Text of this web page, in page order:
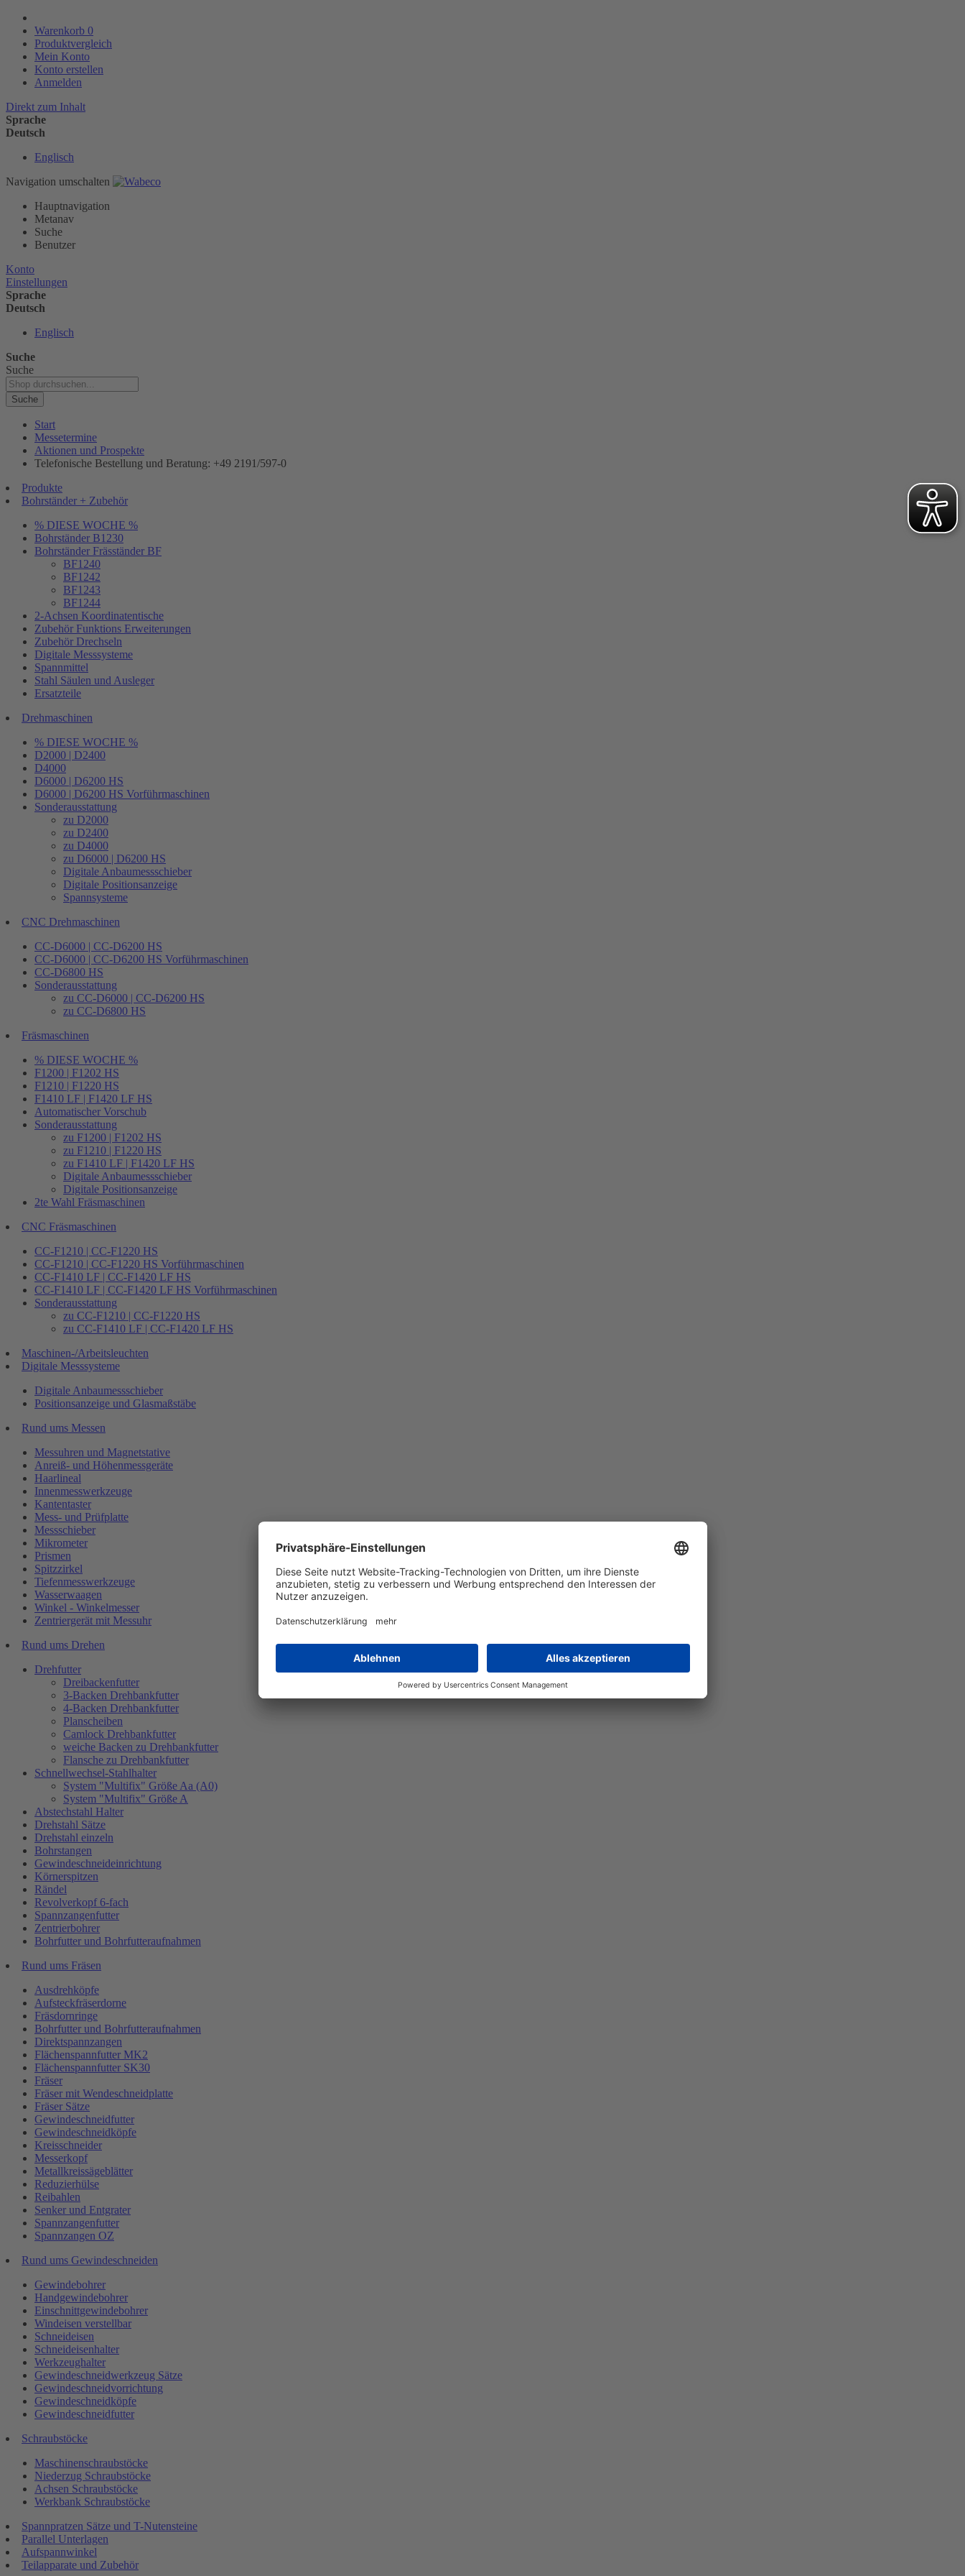
Warenkorb 0
Produktvergleich
Mein Konto
Konto erstellen
Anmelden
Direkt zum Inhalt
Sprache
Deutsch
Englisch
Navigation umschalten
Hauptnavigation
Metanav
Suche
Benutzer
Konto
Einstellungen
Sprache
Deutsch
Englisch
Suche
Suche
Suche
Start
Messetermine
Aktionen und Prospekte
Telefonische Bestellung und Beratung: +49 2191/597-0
Produkte
Bohrständer + Zubehör
% DIESE WOCHE %
Bohrständer B1230
Bohrständer Fräsständer BF
BF1240
BF1242
BF1243
BF1244
2-Achsen Koordinatentische
Zubehör Funktions Erweiterungen
Zubehör Drechseln
Digitale Messsysteme
Spannmittel
Stahl Säulen und Ausleger
Ersatzteile
Drehmaschinen
% DIESE WOCHE %
D2000 | D2400
D4000
D6000 | D6200 HS
D6000 | D6200 HS Vorführmaschinen
Sonderausstattung
zu D2000
zu D2400
zu D4000
zu D6000 | D6200 HS
Digitale Anbaumessschieber
Digitale Positionsanzeige
Spannsysteme
CNC Drehmaschinen
CC-D6000 | CC-D6200 HS
CC-D6000 | CC-D6200 HS Vorführmaschinen
CC-D6800 HS
Sonderausstattung
zu CC-D6000 | CC-D6200 HS
zu CC-D6800 HS
Fräsmaschinen
% DIESE WOCHE %
F1200 | F1202 HS
F1210 | F1220 HS
F1410 LF | F1420 LF HS
Automatischer Vorschub
Sonderausstattung
zu F1200 | F1202 HS
zu F1210 | F1220 HS
zu F1410 LF | F1420 LF HS
Digitale Anbaumessschieber
Digitale Positionsanzeige
2te Wahl Fräsmaschinen
CNC Fräsmaschinen
CC-F1210 | CC-F1220 HS
CC-F1210 | CC-F1220 HS Vorführmaschinen
CC-F1410 LF | CC-F1420 LF HS
CC-F1410 LF | CC-F1420 LF HS Vorführmaschinen
Sonderausstattung
zu CC-F1210 | CC-F1220 HS
zu CC-F1410 LF | CC-F1420 LF HS
Maschinen-/Arbeitsleuchten
Digitale Messsysteme
Digitale Anbaumessschieber
Positionsanzeige und Glasmaßstäbe
Rund ums Messen
Messuhren und Magnetstative
Anreiß- und Höhenmessgeräte
Haarlineal
Innenmesswerkzeuge
Kantentaster
Mess- und Prüfplatte
Messschieber
Mikrometer
Prismen
Spitzzirkel
Tiefenmesswerkzeuge
Wasserwaagen
Winkel - Winkelmesser
Zentriergerät mit Messuhr
Rund ums Drehen
Drehfutter
Dreibackenfutter
3-Backen Drehbankfutter
4-Backen Drehbankfutter
Planscheiben
Camlock Drehbankfutter
weiche Backen zu Drehbankfutter
Flansche zu Drehbankfutter
Schnellwechsel-Stahlhalter
System "Multifix" Größe Aa (A0)
System "Multifix" Größe A
Abstechstahl Halter
Drehstahl Sätze
Drehstahl einzeln
Bohrstangen
Gewindeschneideinrichtung
Körnerspitzen
Rändel
Revolverkopf 6-fach
Spannzangenfutter
Zentrierbohrer
Bohrfutter und Bohrfutteraufnahmen
Rund ums Fräsen
Ausdrehköpfe
Aufsteckfräserdorne
Fräsdornringe
Bohrfutter und Bohrfutteraufnahmen
Direktspannzangen
Flächenspannfutter MK2
Flächenspannfutter SK30
Fräser
Fräser mit Wendeschneidplatte
Fräser Sätze
Gewindeschneidfutter
Gewindeschneidköpfe
Kreisschneider
Messerkopf
Metallkreissägeblätter
Reduzierhülse
Reibahlen
Senker und Entgrater
Spannzangenfutter
Spannzangen OZ
Rund ums Gewindeschneiden
Gewindebohrer
Handgewindebohrer
Einschnittgewindebohrer
Windeisen verstellbar
Schneideisen
Schneideisenhalter
Werkzeughalter
Gewindeschneidwerkzeug Sätze
Gewindeschneidvorrichtung
Gewindeschneidköpfe
Gewindeschneidfutter
Schraubstöcke
Maschinenschraubstöcke
Niederzug Schraubstöcke
Achsen Schraubstöcke
Werkbank Schraubstöcke
Spannpratzen Sätze und T-Nutensteine
Parallel Unterlagen
Aufspannwinkel
Teilapparate und Zubehör